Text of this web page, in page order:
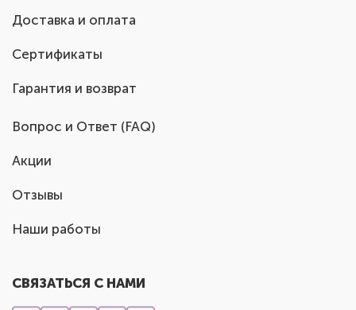
Доставка и оплата
Сертификаты
Гарантия и возврат
Вопрос и Ответ (FAQ)
Акции
Отзывы
Наши работы
СВЯЗАТЬСЯ С НАМИ